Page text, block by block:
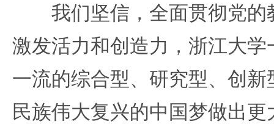
我们坚信，全面贯彻党的
激发活力和创造力，浙江大
一流的综合型、研究型、创
民族伟大复兴的中国梦做出更